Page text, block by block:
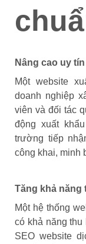
Nâng cao uy
Một website
doanh nghiệp
viên và đối tác
động xuất
trường tiếp
công khai, minh
Tăng khả năng
Một hệ thống
có khả năng
SEO website